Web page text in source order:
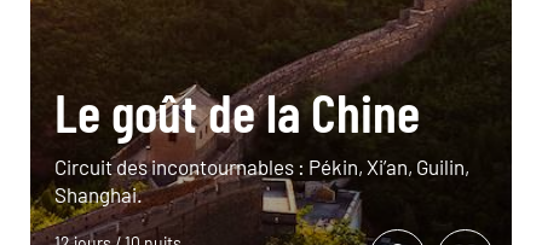
Le goût de la Chine
Circuit des incontournables : Pékin, Xi’an, Guilin,
Shanghai.